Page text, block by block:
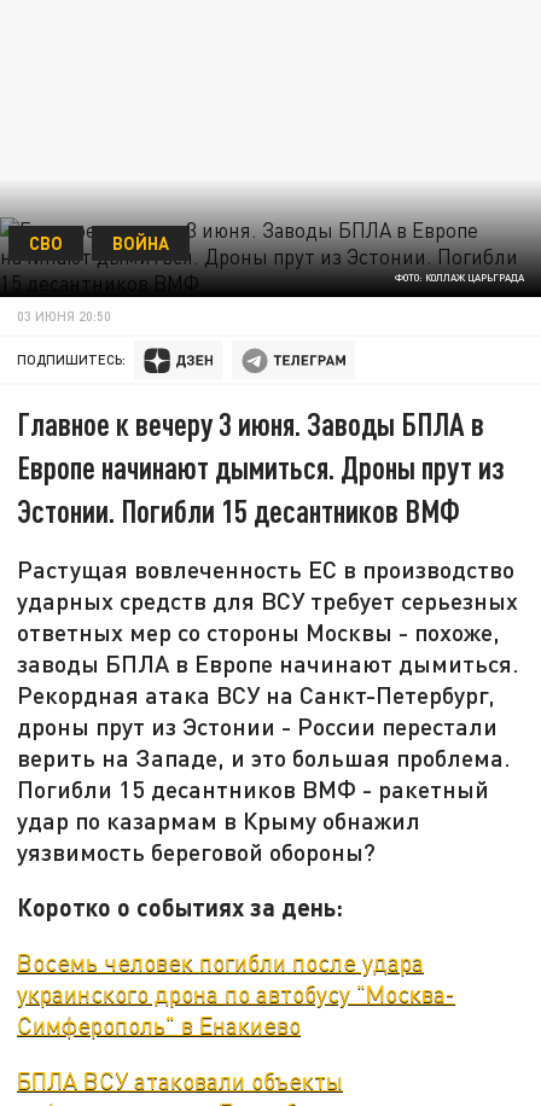
ФОТО: КОЛЛАЖ ЦАРЬГРАДА
СВО ВОЙНА
03 ИЮНЯ 20:50
ПОДПИШИТЕСЬ:
Главное к вечеру 3 июня. Заводы БПЛА в
Европе начинают дымиться. Дроны прут из
Эстонии. Погибли 15 десантников ВМФ
Растущая вовлеченность ЕС в производство
ударных средств для ВСУ требует серьезных
ответных мер со стороны Москвы - похоже,
заводы БПЛА в Европе начинают дымиться.
Рекордная атака ВСУ на Санкт-Петербург,
дроны прут из Эстонии - России перестали
верить на Западе, и это большая проблема.
Погибли 15 десантников ВМФ - ракетный
удар по казармам в Крыму обнажил
уязвимость береговой обороны?
Коротко о событиях за день:
Восемь человек погибли после удара
украинского дрона по автобусу "Москва-
Симферополь" в Енакиево
БПЛА ВСУ атаковали объекты